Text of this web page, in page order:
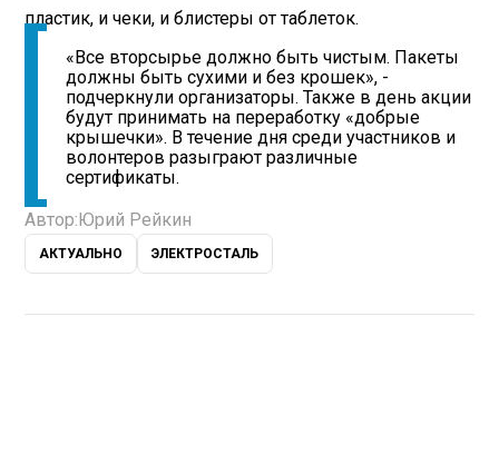
пластик, и чеки, и блистеры от таблеток.
«Все вторсырье должно быть чистым. Пакеты
должны быть сухими и без крошек», -
подчеркнули организаторы. Также в день акции
будут принимать на переработку «добрые
крышечки». В течение дня среди участников и
волонтеров разыграют различные
сертификаты.
Автор: Юрий Рейкин
АКТУАЛЬНО ЭЛЕКТРОСТАЛЬ